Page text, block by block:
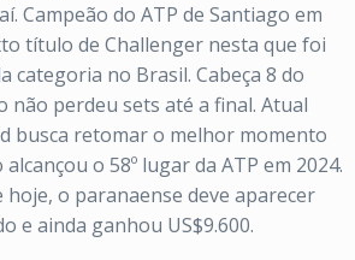
Campeão do ATP de Santiago em
título de Challenger nesta que foi
categoria no Brasil. Cabeça 8 do
perdeu sets até a final. Atual
busca retomar o melhor momento
o 58º lugar da ATP em 2024.
hoje, o paranaense deve aparecer
e ainda ganhou US$9.600.